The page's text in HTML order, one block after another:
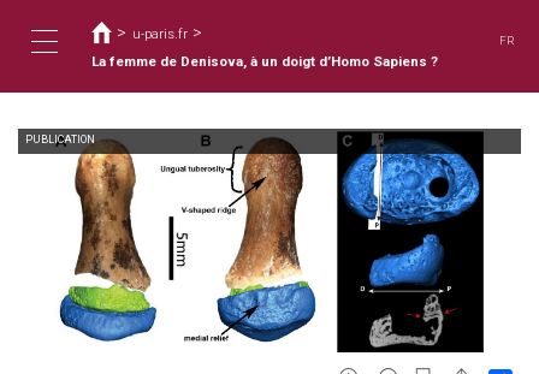
main
Toggle
navigation
are
here
> u-paris.fr >
La femme de Denisova, à un doigt d’Homo Sapiens ?
FR
PUBLICATION